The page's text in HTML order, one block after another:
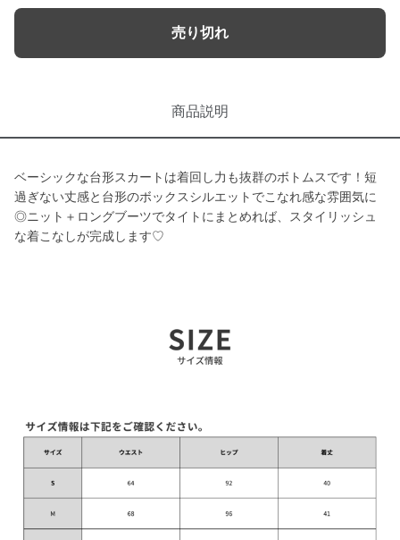
売り切れ
商品説明
ベーシックな台形スカートは着回し力も抜群のボトムスです！短
過ぎない丈感と台形のボックスシルエットでこなれ感な雰囲気に
◎ニット＋ロングブーツでタイトにまとめれば、スタイリッシュ
な着こなしが完成します♡